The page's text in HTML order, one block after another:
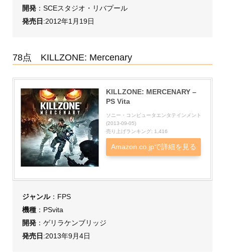
開発：SCEスタジオ・リバプール
発売日 :2012年1月19日
78点 KILLZONE: Mercenary
KILLZONE: MERCENARY –
PS Vita
ソニー・コンピュータエンタテインメント
(2013-09-05)
売り上げランキング: 1,416
Amazon.co.jpで詳細を見る
ジャンル：FPS
機種：PSvita
開発：ゲリラケンブリッジ
発売日 :2013年9月4日